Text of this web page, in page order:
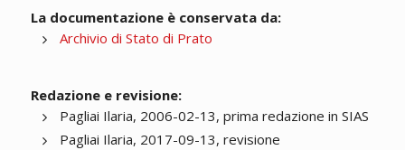
La documentazione è conservata da:
Archivio di Stato di Prato
Redazione e revisione:
Pagliai Ilaria, 2006-02-13, prima redazione in SIAS
Pagliai Ilaria, 2017-09-13, revisione